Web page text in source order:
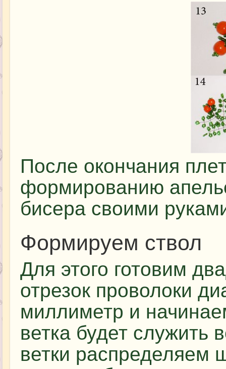
После окончания
формированию
бисера своими
Формируем ствол
Для этого готовим
отрезок проволоки
миллиметр и
ветка будет
ветки распределяем